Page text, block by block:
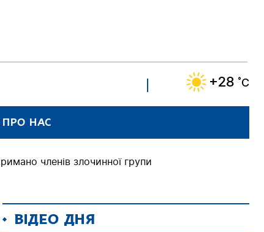
+28 ˚C
ПРО НАС
членів злочинної групи
ВІДЕО ДНЯ